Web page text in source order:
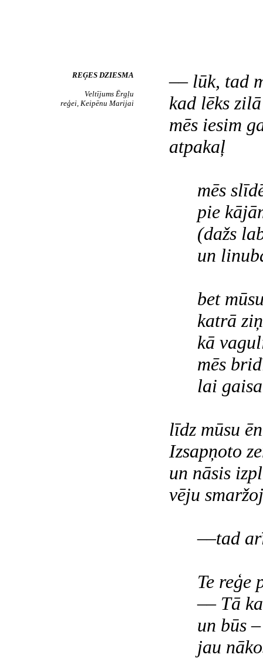
REĢES DZIESMA
Veltījums Ērgļu
reģei, Keipēnu Marijai
–– lūk, tad
kad lēks
mēs iesim
atpakaļ
mēs
pie
(dažs
un
bet mūsu
katrā
kā
mēs
lai gaisa
līdz mūsu
Izsapņoto
un nāsis
vēju
––tad arī
Te reģe
–– Tā
un būs –
jau